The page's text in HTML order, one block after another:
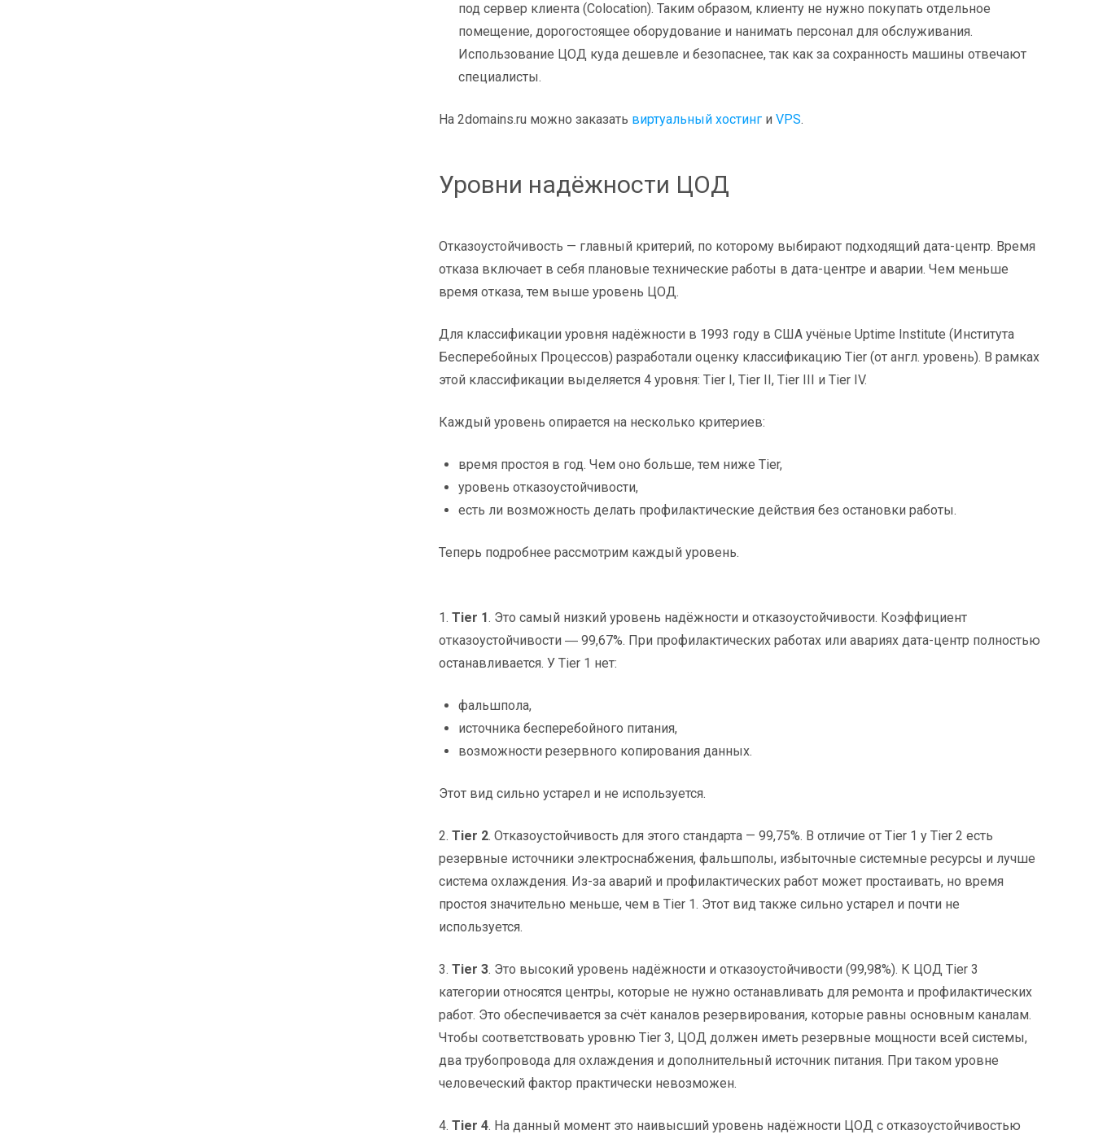
под сервер клиента (Colocation). Таким образом, клиенту не нужно покупать отдельное
помещение, дорогостоящее оборудование и нанимать персонал для обслуживания.
Использование ЦОД куда дешевле и безопаснее, так как за сохранность машины отвечают
специалисты.
На 2domains.ru можно заказать виртуальный хостинги VPS.
Уровни надёжности ЦОД
Отказоустойчивость — главный критерий, по которому выбирают подходящий дата-центр. Время
отказа включает в себя плановые технические работы в дата-центре и аварии. Чем меньше
время отказа, тем выше уровень ЦОД.
Для классификации уровня надёжности в 1993 году в США учёные Uptime Institute (Института
Бесперебойных Процессов) разработали оценку классификацию Tier (от англ. уровень). В рамках
этой классификации выделяется 4 уровня: Tier I, Tier II, Tier III и Tier IV.
Каждый уровень опирается на несколько критериев:
время простоя в год. Чем оно больше, тем ниже Tier,
уровень отказоустойчивости,
есть ли возможность делать профилактические действия без остановки работы.
Теперь подробнее рассмотрим каждый уровень.
1. Tier 1. Это самый низкий уровень надёжности и отказоустойчивости. Коэффициент
отказоустойчивости ― 99,67%. При профилактических работах или авариях дата-центр полностью
останавливается. У Tier 1 нет:
фальшпола,
источника бесперебойного питания,
возможности резервного копирования данных.
Этот вид сильно устарел и не используется.
2. Tier 2. Отказоустойчивость для этого стандарта — 99,75%. В отличие от Tier 1 у Tier 2 есть
резервные источники электроснабжения, фальшполы, избыточные системные ресурсы и лучше
система охлаждения. Из-за аварий и профилактических работ может простаивать, но время
простоя значительно меньше, чем в Tier 1. Этот вид также сильно устарел и почти не
используется.
3. Tier 3. Это высокий уровень надёжности и отказоустойчивости (99,98%). К ЦОД Tier 3
категории относятся центры, которые не нужно останавливать для ремонта и профилактических
работ. Это обеспечивается за счёт каналов резервирования, которые равны основным каналам.
Чтобы соответствовать уровню Tier 3, ЦОД должен иметь резервные мощности всей системы,
два трубопровода для охлаждения и дополнительный источник питания. При таком уровне
человеческий фактор практически невозможен.
4. Tier 4. На данный момент это наивысший уровень надёжности ЦОД с отказоустойчивостью